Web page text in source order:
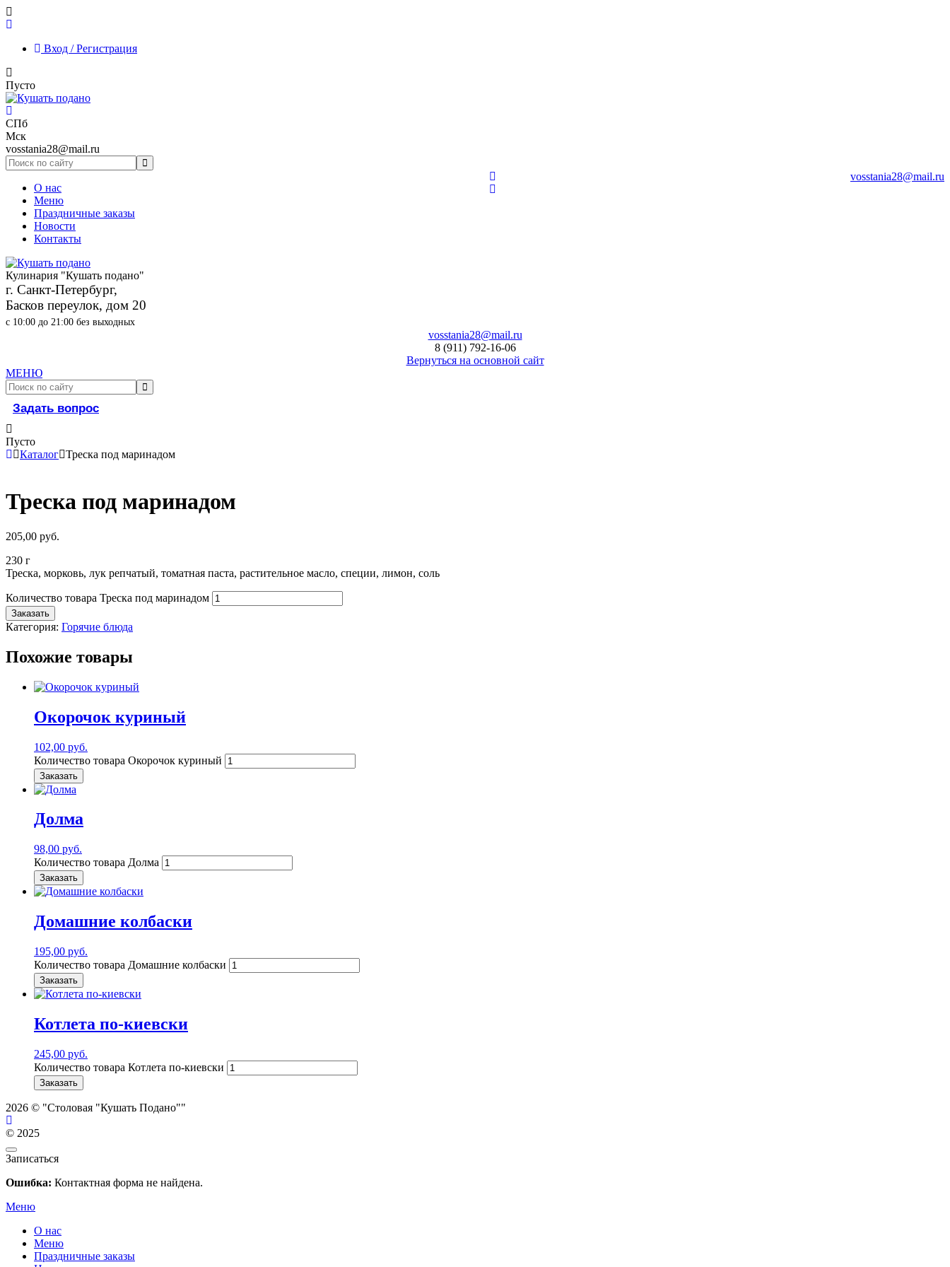
Вход / Регистрация
Пусто
СПб
Мск
vosstania28@mail.ru
О нас
Меню
Праздничные заказы
Новости
Контакты
vosstania28@mail.ru
Кулинария "Кушать подано"
г. Санкт-Петербург,
Басков переулок, дом 20
с 10:00 до 21:00 без выходных
vosstania28@mail.ru
8 (911) 792-16-06
Вернуться на основной сайт
МЕНЮ
Задать вопрос
Пусто
Каталог Треска под маринадом
Треска под маринадом
205,00 руб.
230 г
Треска, морковь, лук репчатый, томатная паста, растительное масло, специи, лимон, соль
Количество товара Треска под маринадом
Заказать
Категория: Горячие блюда
Похожие товары
Окорочок куриный
102,00 руб.
Количество товара Окорочок куриный
Заказать
Долма
98,00 руб.
Количество товара Долма
Заказать
Домашние колбаски
195,00 руб.
Количество товара Домашние колбаски
Заказать
Котлета по-киевски
245,00 руб.
Количество товара Котлета по-киевски
Заказать
2026 © "Столовая "Кушать Подано""
© 2025
Записаться
Ошибка: Контактная форма не найдена.
Меню
О нас
Меню
Праздничные заказы